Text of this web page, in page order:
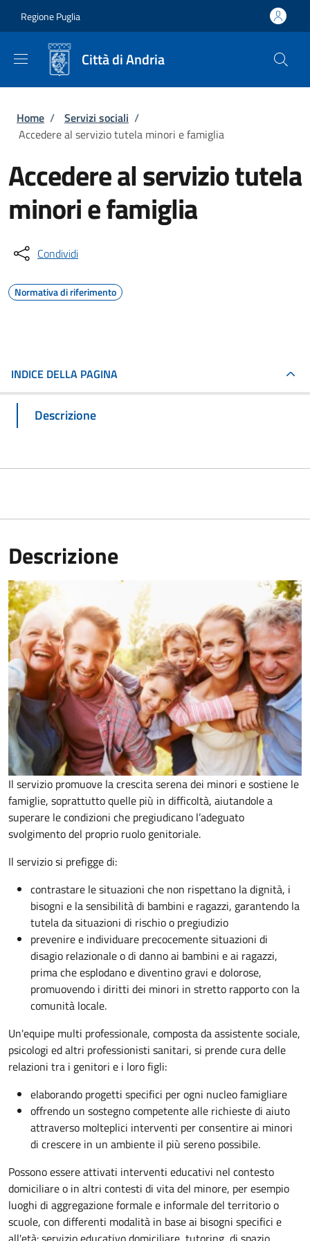
Regione Puglia
Città di Andria
Briciole di pane
Home / Servizi sociali /
Accedere al servizio tutela minori e famiglia
Accedere al servizio tutela
minori e famiglia
Condividi
Normativa di riferimento
INDICE DELLA PAGINA
Descrizione
Descrizione
Il servizio promuove la crescita serena dei minori e sostiene le
famiglie, soprattutto quelle più in difficoltà, aiutandole a
superare le condizioni che pregiudicano l’adeguato
svolgimento del proprio ruolo genitoriale.
Il servizio si prefigge di:
contrastare le situazioni che non rispettano la dignità, i
bisogni e la sensibilità di bambini e ragazzi, garantendo la
tutela da situazioni di rischio o pregiudizio
prevenire e individuare precocemente situazioni di
disagio relazionale o di danno ai bambini e ai ragazzi,
prima che esplodano e diventino gravi e dolorose,
promuovendo i diritti dei minori in stretto rapporto con la
comunità locale.
Un'equipe multi professionale, composta da assistente sociale,
psicologi edaltri professionisti sanitari, si prende cura delle
relazioni tra i genitori e i loro figli:
elaborando progetti specifici per ogni nucleo famigliare
offrendo un sostegno competente alle richieste di aiuto
attraverso molteplici interventi per consentire ai minori
di crescere in un ambiente il più sereno possibile.
Possono essere attivati interventi educativi nel contesto
domiciliare o in altri contesti di vita del minore, per esempio
luoghi di aggregazione formale e informale del territorio o
scuole, con differenti modalità in base ai bisogni specifici e